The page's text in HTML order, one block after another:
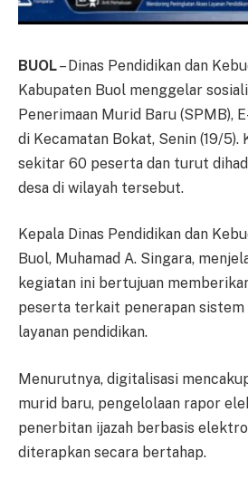
BUOL– Dinas Pendidikan dan
Kabupaten Buol menggelar
Penerimaan Murid Baru (SPMB),
di Kecamatan Bokat, Senin (19/
sekitar 60 peserta dan turut
desa di wilayah tersebut.
Kepala Dinas Pendidikan dan
Buol, Muhamad A. Singara,
kegiatan ini bertujuan
peserta terkait penerapan
layanan pendidikan.
Menurutnya, digitalisasi
murid baru, pengelolaan rapor
penerbitan ijazah berbasis
diterapkan secara bertahap.